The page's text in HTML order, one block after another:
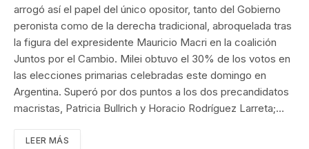
arrogó así el papel del único opositor, tanto del Gobierno
peronista como de la derecha tradicional, abroquelada tras
la figura del expresidente Mauricio Macri en la coalición
Juntos por el Cambio. Milei obtuvo el 30% de los votos en
las elecciones primarias celebradas este domingo en
Argentina. Superó por dos puntos a los dos precandidatos
macristas, Patricia Bullrich y Horacio Rodríguez Larreta;…
LEER MÁS